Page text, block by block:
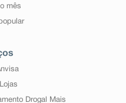
mês
Drogal Mais